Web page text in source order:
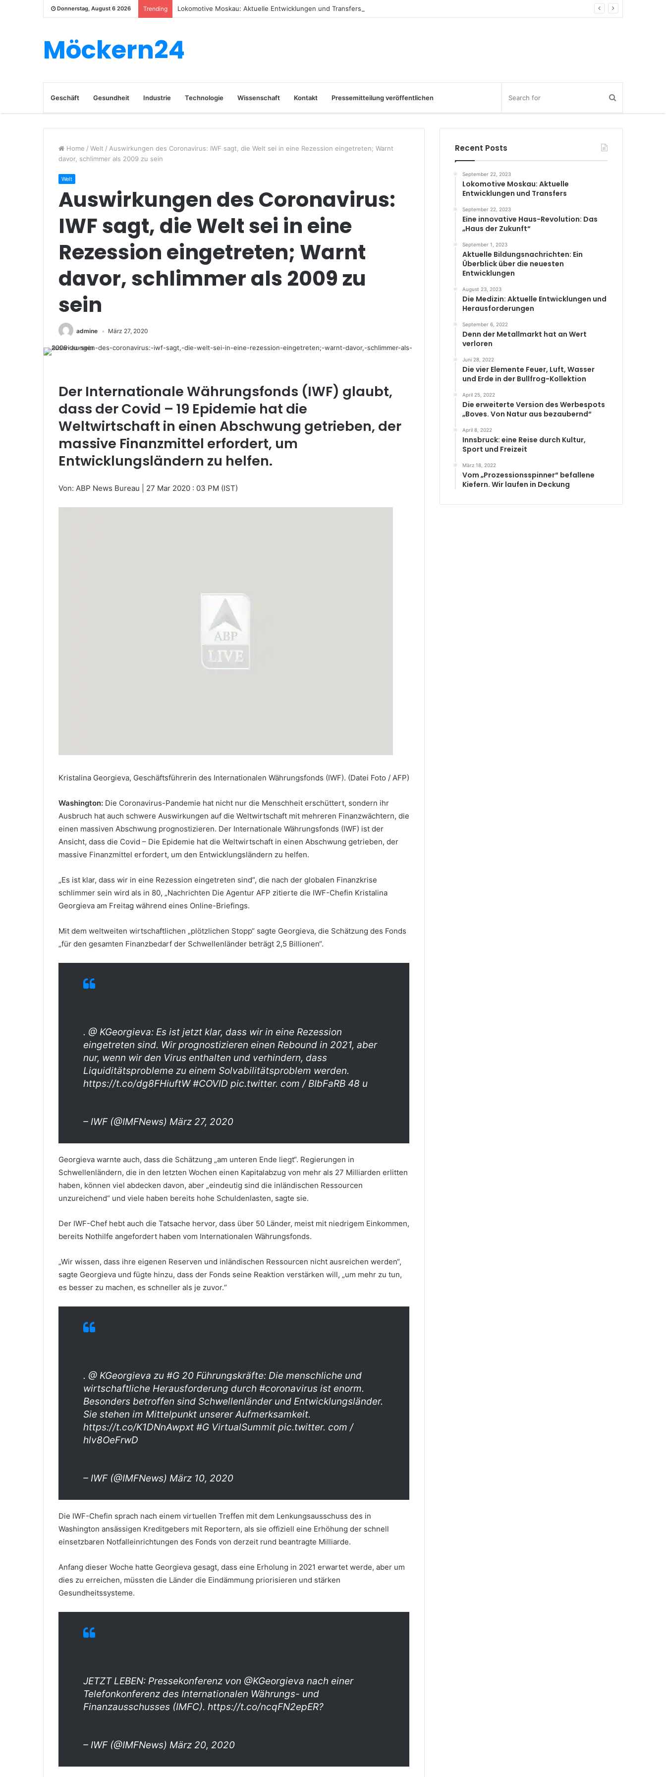
Donnerstag, August 6 2026 Trending Lokomotive Moskau: Aktuelle Entwicklungen und Transfers
Möckern24
Geschäft Gesundheit Industrie Technologie Wissenschaft Kontakt Pressemitteilung veröffentlichen
Home / Welt / Auswirkungen des Coronavirus: IWF sagt, die Welt sei in eine Rezession eingetreten; Warnt
davor, schlimmer als 2009 zu sein
Welt
Auswirkungen des Coronavirus:
IWF sagt, die Welt sei in eine
Rezession eingetreten; Warnt
davor, schlimmer als 2009 zu
sein
admine März 27, 2020
Der Internationale Währungsfonds (IWF) glaubt,
dass der Covid – 19 Epidemie hat die
Weltwirtschaft in einen Abschwung getrieben, der
massive Finanzmittel erfordert, um
Entwicklungsländern zu helfen.
Von: ABP News Bureau 27 Mar 2020 : 03 PM (IST)
Kristalina Georgieva, Geschäftsführerin des Internationalen Währungsfonds (IWF). (Datei Foto / AFP)
Washington: Die Coronavirus-Pandemie hat nicht nur die Menschheit erschüttert, sondern ihr
Ausbruch hat auch schwere Auswirkungen auf die Weltwirtschaft mit mehreren Finanzwächtern, die
einen massiven Abschwung prognostizieren. Der Internationale Währungsfonds (IWF) ist der
Ansicht, dass die Covid – Die Epidemie hat die Weltwirtschaft in einen Abschwung getrieben, der
massive Finanzmittel erfordert, um den Entwicklungsländern zu helfen.
„Es ist klar, dass wir in eine Rezession eingetreten sind“, die nach der globalen Finanzkrise
schlimmer sein wird als in 80, „Nachrichten Die Agentur AFP zitierte die IWF-Chefin Kristalina
Georgieva am Freitag während eines Online-Briefings.
Mit dem weltweiten wirtschaftlichen „plötzlichen Stopp“ sagte Georgieva, die Schätzung des Fonds
„für den gesamten Finanzbedarf der Schwellenländer beträgt 2,5 Billionen“.
. @ KGeorgieva: Es ist jetzt klar, dass wir in eine Rezession
eingetreten sind. Wir prognostizieren einen Rebound in 2021, aber
nur, wenn wir den Virus enthalten und verhindern, dass
Liquiditätsprobleme zu einem Solvabilitätsproblem werden.
https://t.co/dg8FHiuftW #COVID pic.twitter. com / BIbFaRB 48 u
– IWF (@IMFNews) März 27, 2020
Georgieva warnte auch, dass die Schätzung „am unteren Ende liegt“. Regierungen in
Schwellenländern, die in den letzten Wochen einen Kapitalabzug von mehr als 27 Milliarden erlitten
haben, können viel abdecken davon, aber „eindeutig sind die inländischen Ressourcen
unzureichend“ und viele haben bereits hohe Schuldenlasten, sagte sie.
Der IWF-Chef hebt auch die Tatsache hervor, dass über 50 Länder, meist mit niedrigem Einkommen,
bereits Nothilfe angefordert haben vom Internationalen Währungsfonds.
„Wir wissen, dass ihre eigenen Reserven und inländischen Ressourcen nicht ausreichen werden“,
sagte Georgieva und fügte hinzu, dass der Fonds seine Reaktion verstärken will, „um mehr zu tun,
es besser zu machen, es schneller als je zuvor.“
. @ KGeorgieva zu #G 20 Führungskräfte: Die menschliche und
wirtschaftliche Herausforderung durch #coronavirus ist enorm.
Besonders betroffen sind Schwellenländer und Entwicklungsländer.
Sie stehen im Mittelpunkt unserer Aufmerksamkeit.
https://t.co/K1DNnAwpxt #G VirtualSummit pic.twitter. com /
hlv8OeFrwD
– IWF (@IMFNews) März 10, 2020
Die IWF-Chefin sprach nach einem virtuellen Treffen mit dem Lenkungsausschuss des in
Washington ansässigen Kreditgebers mit Reportern, als sie offiziell eine Erhöhung der schnell
einsetzbaren Notfalleinrichtungen des Fonds von derzeit rund beantragte Milliarde.
Anfang dieser Woche hatte Georgieva gesagt, dass eine Erholung in 2021 erwartet werde, aber um
dies zu erreichen, müssten die Länder die Eindämmung priorisieren und stärken
Gesundheitssysteme.
JETZT LEBEN: Pressekonferenz von @KGeorgieva nach einer
Telefonkonferenz des Internationalen Währungs- und
Finanzausschusses (IMFC). https://t.co/ncqFN2epER?
– IWF (@IMFNews) März 20, 2020
Recent Posts
September 22, 2023
Lokomotive Moskau: Aktuelle
Entwicklungen und Transfers
September 22, 2023
Eine innovative Haus-Revolution: Das
„Haus der Zukunft“
September 1, 2023
Aktuelle Bildungsnachrichten: Ein
Überblick über die neuesten
Entwicklungen
August 23, 2023
Die Medizin: Aktuelle Entwicklungen und
Herausforderungen
September 6, 2022
Denn der Metallmarkt hat an Wert
verloren
Juni 28, 2022
Die vier Elemente Feuer, Luft, Wasser
und Erde in der Bullfrog-Kollektion
April 25, 2022
Die erweiterte Version des Werbespots
„Boves. Von Natur aus bezaubernd“
April 8, 2022
Innsbruck: eine Reise durch Kultur,
Sport und Freizeit
März 18, 2022
Vom „Prozessionsspinner“ befallene
Kiefern. Wir laufen in Deckung